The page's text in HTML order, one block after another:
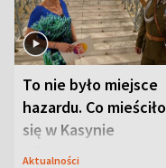
To nie było miejsce
hazardu. Co mieściło
się w Kasynie
Oficerskim?
Aktualności